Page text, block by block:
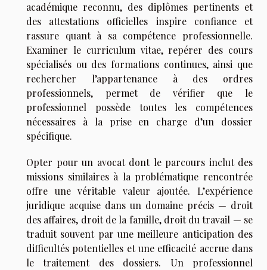
académique reconnu, des diplômes pertinents et
des attestations officielles inspire confiance et
rassure quant à sa compétence professionnelle.
Examiner le curriculum vitae, repérer des cours
spécialisés ou des formations continues, ainsi que
rechercher l’appartenance à des ordres
professionnels, permet de vérifier que le
professionnel possède toutes les compétences
nécessaires à la prise en charge d’un dossier
spécifique.
Opter pour un avocat dont le parcours inclut des
missions similaires à la problématique rencontrée
offre une véritable valeur ajoutée. L’expérience
juridique acquise dans un domaine précis — droit
des affaires, droit de la famille, droit du travail — se
traduit souvent par une meilleure anticipation des
difficultés potentielles et une efficacité accrue dans
le traitement des dossiers. Un professionnel